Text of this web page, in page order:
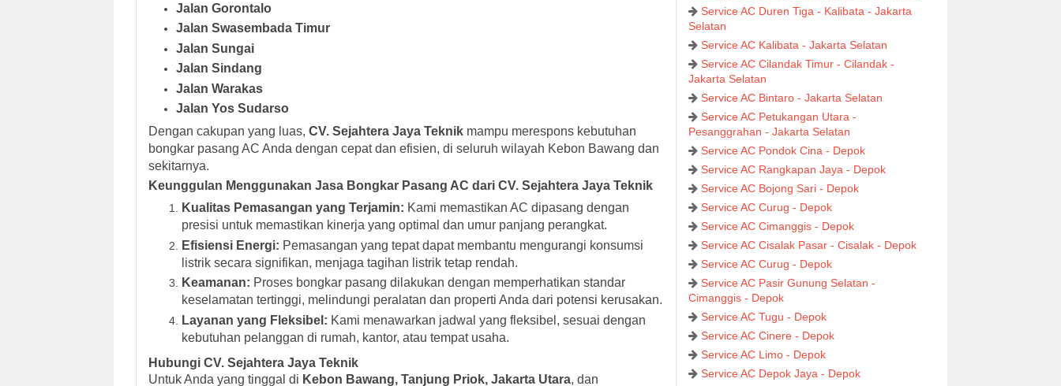
Jalan Gorontalo
Jalan Swasembada Timur
Jalan Sungai
Jalan Sindang
Jalan Warakas
Jalan Yos Sudarso
Dengan cakupan yang luas, CV. Sejahtera Jaya Teknik mampu merespons kebutuhan
bongkar pasang AC Anda dengan cepat dan efisien, di seluruh wilayah Kebon Bawang dan
sekitarnya.
Keunggulan Menggunakan Jasa Bongkar Pasang AC dari CV. Sejahtera Jaya Teknik
Kualitas Pemasangan yang Terjamin: Kami memastikan AC dipasang dengan
presisi untuk memastikan kinerja yang optimal dan umur panjang perangkat.
Efisiensi Energi: Pemasangan yang tepat dapat membantu mengurangi konsumsi
listrik secara signifikan, menjaga tagihan listrik tetap rendah.
Keamanan: Proses bongkar pasang dilakukan dengan memperhatikan standar
keselamatan tertinggi, melindungi peralatan dan properti Anda dari potensi kerusakan.
Layanan yang Fleksibel: Kami menawarkan jadwal yang fleksibel, sesuai dengan
kebutuhan pelanggan di rumah, kantor, atau tempat usaha.
Hubungi CV. Sejahtera Jaya Teknik
Untuk Anda yang tinggal di Kebon Bawang, Tanjung Priok, Jakarta Utara, dan
Service AC Duren Tiga - Kalibata - Jakarta
Selatan
Service AC Kalibata - Jakarta Selatan
Service AC Cilandak Timur - Cilandak -
Jakarta Selatan
Service AC Bintaro - Jakarta Selatan
Service AC Petukangan Utara -
Pesanggrahan - Jakarta Selatan
Service AC Pondok Cina - Depok
Service AC Rangkapan Jaya - Depok
Service AC Bojong Sari - Depok
Service AC Curug - Depok
Service AC Cimanggis - Depok
Service AC Cisalak Pasar - Cisalak - Depok
Service AC Curug - Depok
Service AC Pasir Gunung Selatan -
Cimanggis - Depok
Service AC Tugu - Depok
Service AC Cinere - Depok
Service AC Limo - Depok
Service AC Depok Jaya - Depok